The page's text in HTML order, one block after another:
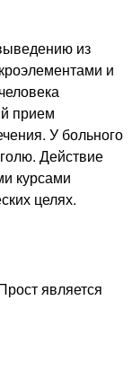
из
и
прием
У больного
Действие
курсами
целях.
является